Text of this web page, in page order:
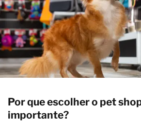
Por que escolher o pet
importante?